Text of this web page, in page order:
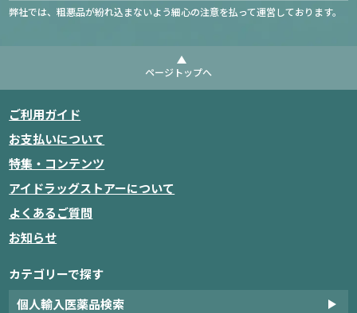
弊社では、粗悪品が紛れ込まないよう細心の注意を払って運営しております。
ページトップへ
ご利用ガイド
お支払いについて
特集・コンテンツ
アイドラッグストアーについて
よくあるご質問
お知らせ
カテゴリーで探す
個人輸入医薬品検索